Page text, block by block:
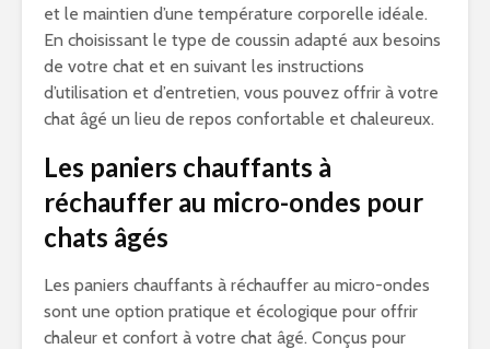
et le maintien d’une température corporelle idéale.
En choisissant le type de coussin adapté aux besoins
de votre chat et en suivant les instructions
d’utilisation et d’entretien, vous pouvez offrir à votre
chat âgé un lieu de repos confortable et chaleureux.
Les paniers chauffants à
réchauffer au micro-ondes pour
chats âgés
Les paniers chauffants à réchauffer au micro-ondes
sont une option pratique et écologique pour offrir
chaleur et confort à votre chat âgé. Conçus pour